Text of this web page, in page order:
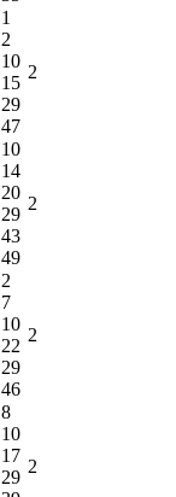
1
2
10
15
29
47
2
10
14
20
29
43
49
2
2
7
10
22
29
46
2
8
10
17
29
2